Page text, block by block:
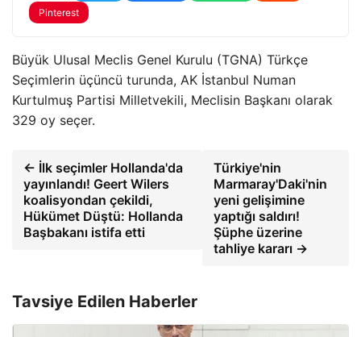
Pinterest
Büyük Ulusal Meclis Genel Kurulu (TGNA) Türkçe
Seçimlerin üçüncü turunda, AK İstanbul Numan
Kurtulmuş Partisi Milletvekili, Meclisin Başkanı olarak
329 oy seçer.
← İlk seçimler Hollanda'da
yayınlandı! Geert Wilers
koalisyondan çekildi,
Hükümet Düştü: Hollanda
Başbakanı istifa etti
Türkiye'nin
Marmaray'Daki'nin
yeni gelişimine
yaptığı saldırı!
Şüphe üzerine
tahliye kararı →
Tavsiye Edilen Haberler